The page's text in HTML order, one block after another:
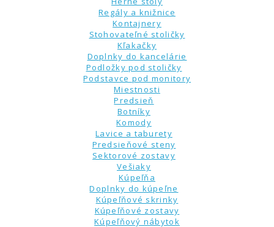
Regály a knižnice
Kontajnery
Stohovateľné stoličky
Kľakačky
Doplnky do kancelárie
Podložky pod stoličky
Podstavce pod monitory
Miestnosti
Predsieň
Botníky
Komody
Lavice a taburety
Predsieňové steny
Sektorové zostavy
Vešiaky
Kúpeľňa
Doplnky do kúpeľne
Kúpeľňové skrinky
Kúpeľňové zostavy
Kúpeľňový nábytok